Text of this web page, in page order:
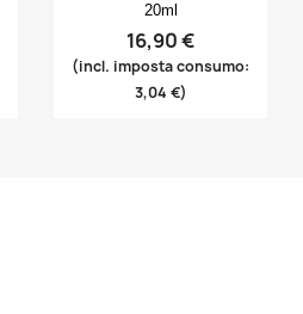
20ml
16,90 €
(incl. imposta consumo:
3,04 €)